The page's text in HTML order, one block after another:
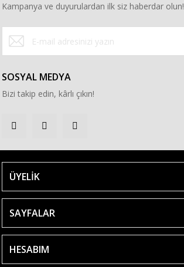
Kampanya ve duyurulardan ilk siz haberdar olun!
SOSYAL MEDYA
Bizi takip edin, kârlı çıkın!
ÜYELİK
SAYFALAR
HESABIM